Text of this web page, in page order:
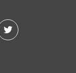
Twitter